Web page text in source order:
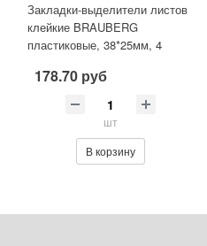
Закладки-выделители листов
клейкие BRAUBERG
пластиковые, 38*25мм, 4
178.70 руб
шт
В корзину